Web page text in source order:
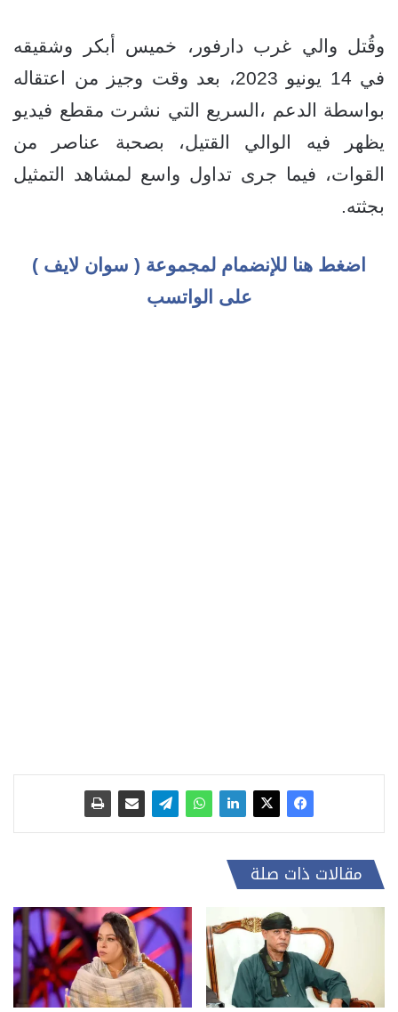
وقُتل والي غرب دارفور، خميس أبكر وشقيقه
في 14 يونيو 2023، بعد وقت وجيز من اعتقاله
بواسطة الدعم ،السريع التي نشرت مقطع فيديو
يظهر فيه الوالي القتيل، بصحبة عناصر من
القوات، فيما جرى تداول واسع لمشاهد التمثيل
بجثته.
اضغط هنا للإنضمام لمجموعة ( سوان لايف )
على الواتسب
مقالات ذات صلة